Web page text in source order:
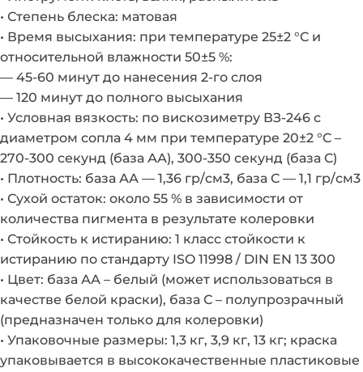
• Степень блеска: матовая
• Время высыхания: при температуре 25±2 °C и
относительной влажности 50±5 %:
— 45-60 минут до нанесения 2-го слоя
— 120 минут до полного высыхания
• Условная вязкость: по вискозиметру ВЗ-246 с
диаметром сопла 4 мм при температуре 20±2 °C –
270-300 секунд (база АА), 300-350 секунд (база С)
• Плотность: база АА — 1,36 гр/см3, база С — 1,1 гр/см3
• Сухой остаток: около 55 % в зависимости от
количества пигмента в результате колеровки
• Стойкость к истиранию: 1 класс стойкости к
истиранию по стандарту ISO 11998 / DIN EN 13 300
• Цвет: база АА – белый (может использоваться в
качестве белой краски), база С – полупрозрачный
(предназначен только для колеровки)
• Упаковочные размеры: 1,3 кг, 3,9 кг, 13 кг; краска
упаковывается в высококачественные пластиковые